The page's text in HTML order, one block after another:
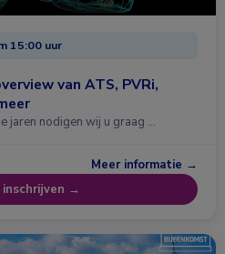
15:00 uur
van ATS, PVRi,
jaren nodigen wij u graag …
Meer informatie →
→